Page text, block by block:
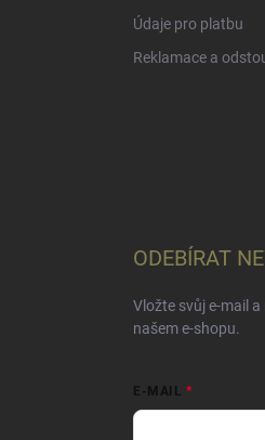
Údaje pro platbu
Reklamace a
ODEBÍRAT
Vložte svůj e-mail
našem e-shopu.
E-MAIL